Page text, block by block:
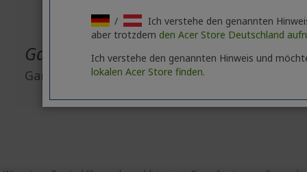
Garantie
Garantie
/
Ich verstehe den genannten
aber trotzdem den Acer Store Deutschland
Ich verstehe den genannten Hinweis und
lokalen Acer Store finden.